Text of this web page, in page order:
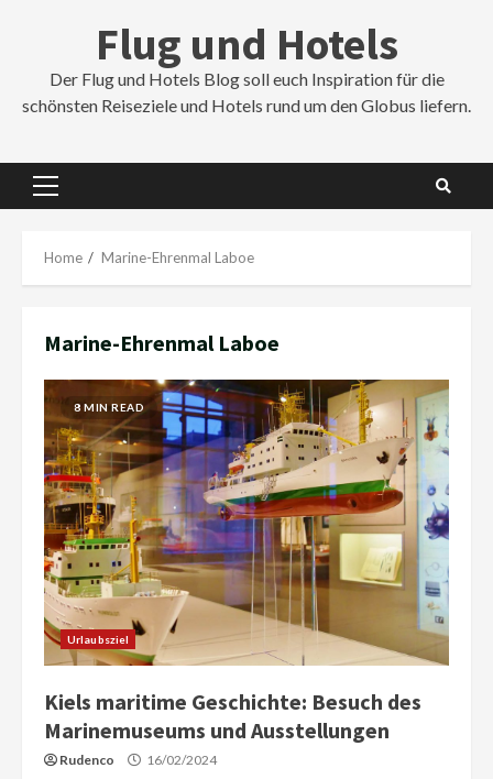
Flug und Hotels
Der Flug und Hotels Blog soll euch Inspiration für die
schönsten Reiseziele und Hotels rund um den Globus liefern.
Primary
Home Marine-Ehrenmal Laboe
Marine-Ehrenmal Laboe
8 MIN READ
Urlaubsziel
Kiels maritime Geschichte: Besuch des
Marinemuseums und Ausstellungen
Rudenco 16/02/2024